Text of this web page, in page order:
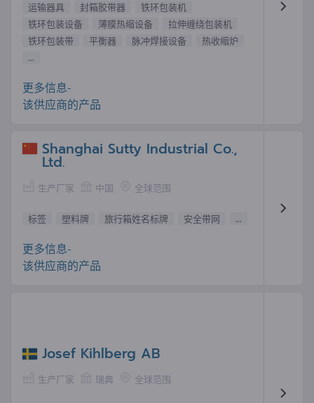
运输器具 封箱胶带器
铁环包装机
铁环包装设备
薄膜热缩设备
拉伸缠绕包装机
铁环包装带
平衡器 脉冲焊接设备
热收缩炉
...
更多信息-
该供应商的产品
Shanghai Sutty Industrial Co.,
Ltd.
生产厂家 中国 全球范围
标签 塑料牌 旅行箱姓名标牌 安全带网 ...
更多信息-
该供应商的产品
Josef Kihlberg AB
生产厂家 瑞典 全球范围